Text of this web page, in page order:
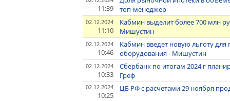
11:39
топ-менеджер
02.12.2024
11:10
Кабмин выделит более 700 млн
Мишустин
02.12.2024
10:46
Кабмин введет новую льготу для
оборудования - Мишустин
02.12.2024
10:33
Сбербанк по итогам 2024 г
Греф
02.12.2024
10:25
ЦБ РФ с расчетами 29 ноября